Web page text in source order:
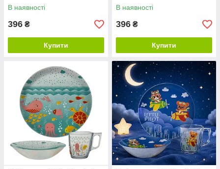
В наявності
396 ₴
Купити
В наявності
396 ₴
Купити